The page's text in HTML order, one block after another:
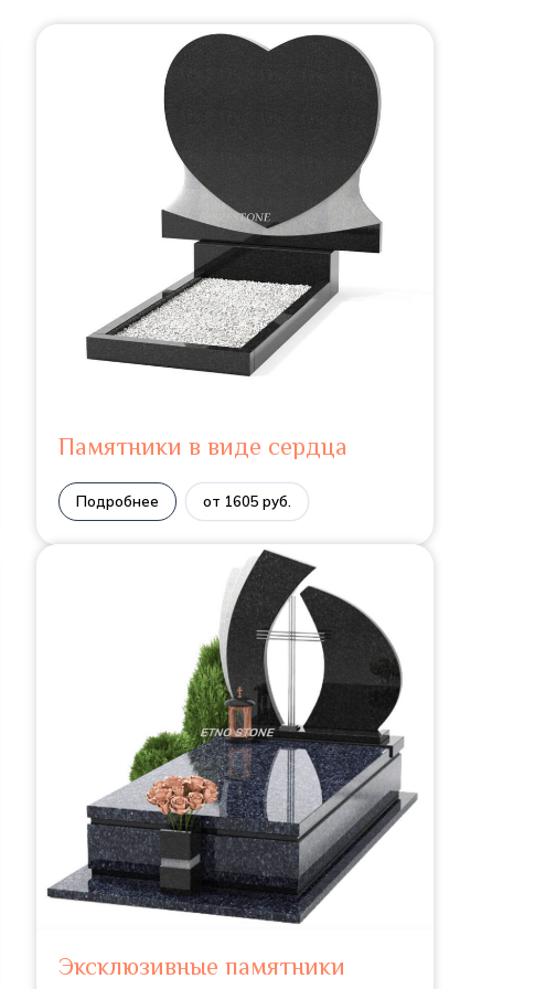
Памятники в виде сердца
Подробнее от 1605 руб.
Эксклюзивные памятники